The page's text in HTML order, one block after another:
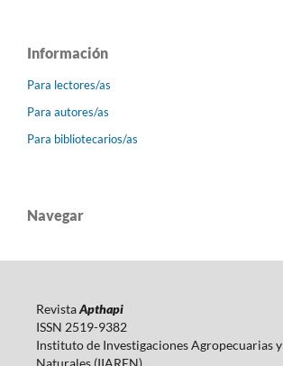
Información
Para lectores/as
Para autores/as
Para bibliotecarios/as
Navegar
RevistaApthapi
ISSN 2519-9382
Instituto de Investigaciones Agropecuarias
Naturales (IIAREN)